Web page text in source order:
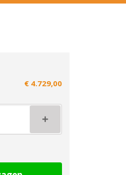
€ 4.729,00